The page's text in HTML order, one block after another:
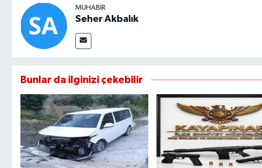
MUHABIR
Seher Akbalık
Bunlar da ilginizi çekebilir